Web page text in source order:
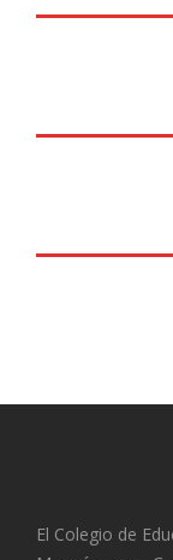
El Colegio de